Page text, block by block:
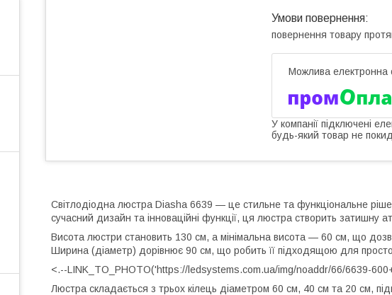
повернення товару
У компанії підключені
будь-який товар не
Світлодіодна люстра Diasha 6639 — це стильне та функціональне
сучасний дизайн та інноваційні функції, ця люстра створить затишну
Висота люстри становить 130 см, а мінімальна висота — 60 см, що
Ширина (діаметр) дорівнює 90 см, що робить її підходящою для
<.--LINK_TO_PHOTO('https://ledsystems.com.ua/img/noaddr/66/6639-
Люстра складається з трьох кілець діаметром 60 см, 40 см та 20 см,